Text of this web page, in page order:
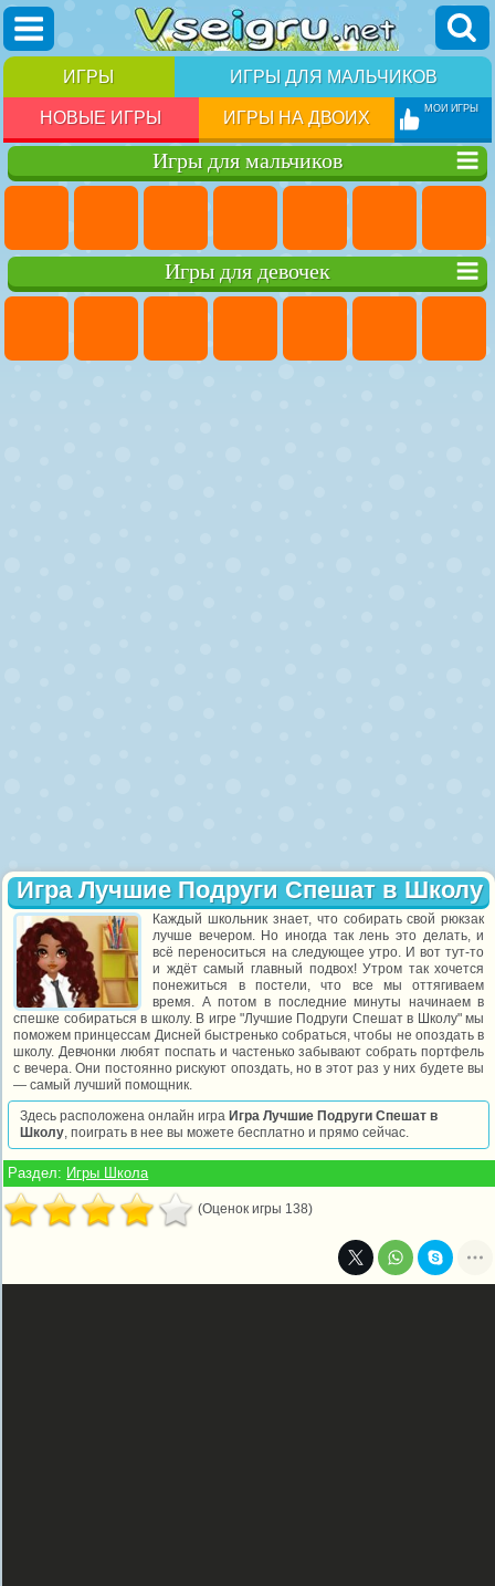
ИГРЫ ИГРЫ ДЛЯ МАЛЬЧИКОВ
НОВЫЕ ИГРЫ ИГРЫ НА ДВОИХ МОИ ИГРЫ
Игры для мальчиков
Игры для девочек
Игра Лучшие Подруги Спешат в Школу
Каждый школьник знает, что собирать свой рюкзак
лучше вечером. Но иногда так лень это делать, и
всё переноситься на следующее утро. И вот тут-то
и ждёт самый главный подвох! Утром так хочется
понежиться в постели, что все мы оттягиваем
время. А потом в последние минуты начинаем в
спешке собираться в школу. В игре "Лучшие Подруги Спешат в Школу" мы
поможем принцессам Дисней быстренько собраться, чтобы не опоздать в
школу. Девчонки любят поспать и частенько забывают собрать портфель
с вечера. Они постоянно рискуют опоздать, но в этот раз у них будете вы
— самый лучший помощник.
Здесь расположена онлайн игра Игра Лучшие Подруги Спешат в
Школу, поиграть в нее вы можете бесплатно и прямо сейчас.
Раздел: Игры Школа
(Оценок игры 138)